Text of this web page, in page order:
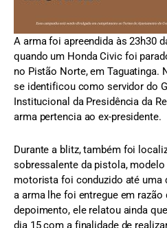
A arma foi apreendida às 23h30
quando um Honda Civic foi
no Pistão Norte, em Taguatinga.
se identificou como servidor do
Institucional da Presidência da
arma pertencia ao ex-presidente.
Durante a blitz, também foi
sobressalente da pistola,
motorista foi conduzido até uma
a arma lhe foi entregue em razão
depoimento, ele relatou ainda
dia 15 com a finalidade de